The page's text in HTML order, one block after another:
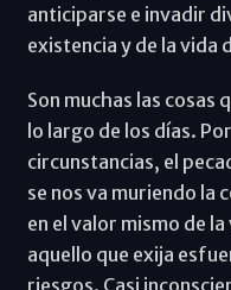
anticiparse e invadir
existencia y de la vida
Son muchas las cosas
lo largo de los días.
circunstancias, el
se nos va muriendo la
en el valor mismo de
aquello que exija
riesgos. Casi